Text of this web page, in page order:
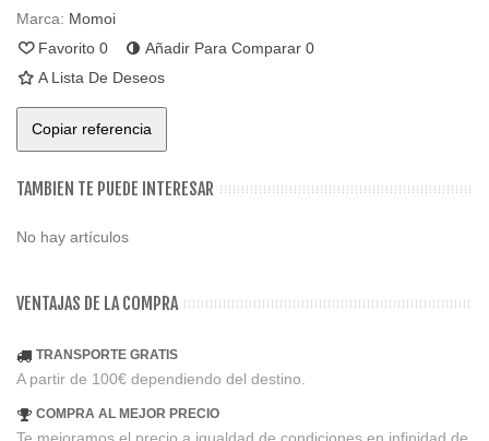
Marca: Momoi
Favorito 0 Añadir Para Comparar 0
A Lista De Deseos
Copiar referencia
TAMBIEN TE PUEDE INTERESAR
No hay artículos
VENTAJAS DE LA COMPRA
TRANSPORTE GRATIS
A partir de 100€ dependiendo del destino.
COMPRA AL MEJOR PRECIO